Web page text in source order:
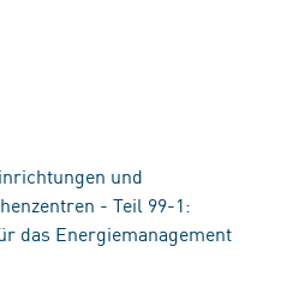
und
- Teil 99-1:
das Energiemanagement